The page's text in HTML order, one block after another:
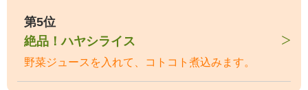
第5位
絶品！ハヤシライス
野菜ジュースを入れて、コトコト煮込みます。